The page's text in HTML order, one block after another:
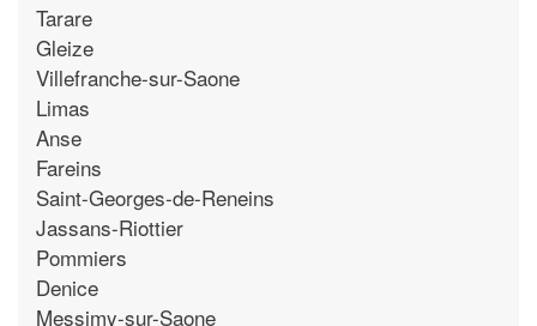
Tarare
Gleize
Villefranche-sur-Saone
Limas
Anse
Fareins
Saint-Georges-de-Reneins
Jassans-Riottier
Pommiers
Denice
Messimy-sur-Saone